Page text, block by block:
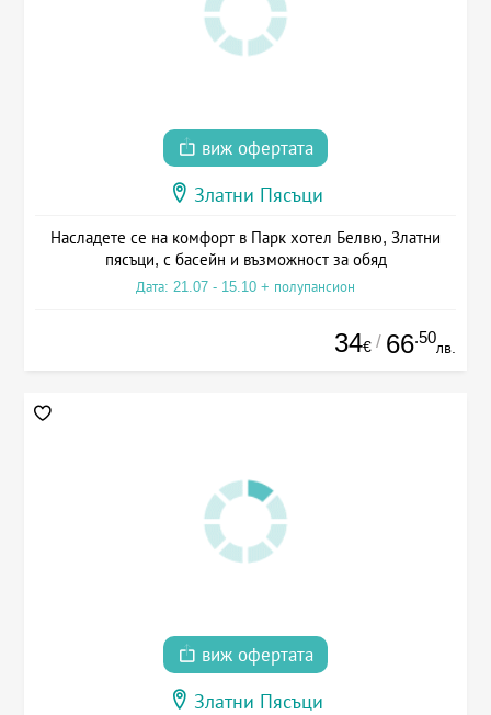
виж офертата
Златни Пясъци
Насладете се на комфорт в Парк хотел Белвю, Златни
пясъци, с басейн и възможност за обяд
Дата: 21.07 - 15.10 + полупансион
34€ / 66.50
лв.
виж офертата
Златни Пясъци